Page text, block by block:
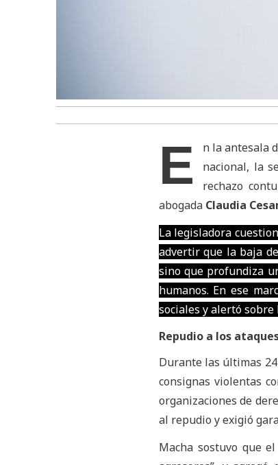
E n la antesala
nacional, la
rechazo
abogada Claudia
La legisladora
advertir que la baja
sino que profundiza
humanos. En ese
sociales y alertó sobre
Repudio a los
Durante las últimas
consignas violentas
organizaciones de
al repudio y exigió
Macha sostuvo que